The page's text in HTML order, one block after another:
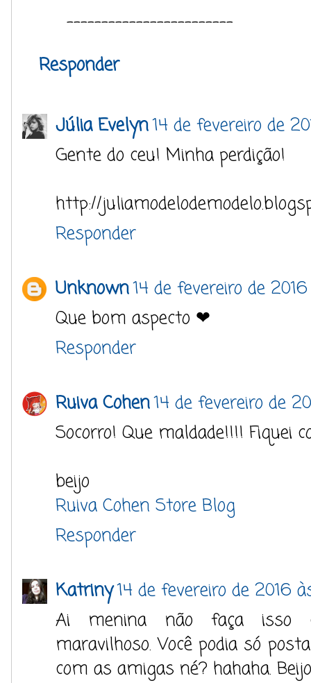
------------------------
Responder
Júlia Evelyn14 de fevereiro de
Gente do ceu! Minha perdição!
http://
Responder
Unknown14 de fevereiro de
Que bom aspecto ❤
Responder
Ruiva Cohen14 de fevereiro de
Socorro! Que maldade!!!! Fiquei
beijo
Ruiva Cohen Store Blog
Responder
Katriny14 de fevereiro de 2016
Ai menina não faça isso
maravilhoso. Você podia só
com as amigas né? hahaha.